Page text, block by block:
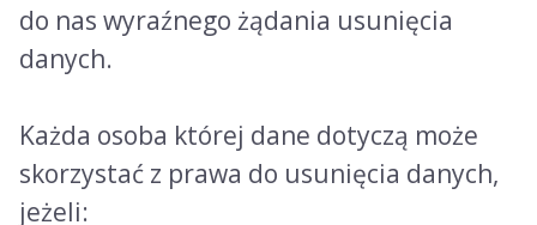
do nas wyraźnego żądania usunięcia
danych.
Każda osoba której dane dotyczą może
skorzystać z prawa do usunięcia danych,
jeżeli: